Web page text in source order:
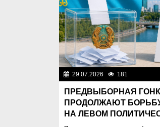
29.07.2026 181
ПРЕДВЫБОРНАЯ
ПРОДОЛЖАЮТ
НА ЛЕВОМ